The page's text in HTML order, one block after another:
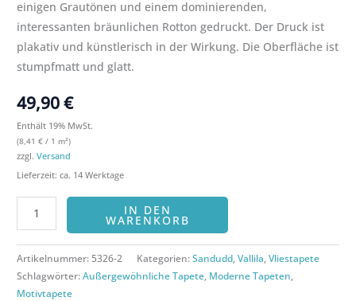
einigen Grautönen und einem dominierenden,
interessanten bräunlichen Rotton gedruckt. Der Druck ist
plakativ und künstlerisch in der Wirkung. Die Oberfläche ist
stumpfmatt und glatt.
49,90€
Enthält 19% MwSt.
(8,41€ / 1 m²)
zzgl.Versand
Lieferzeit: ca. 14 Werktage
IN DEN
WARENKORB
Artikelnummer: 5326-2 Kategorien:Sandudd,Vallila,Vliestapete
Schlagwörter:Außergewöhnliche Tapete, Moderne Tapeten,
Motivtapete